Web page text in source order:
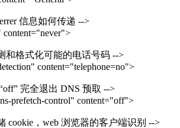
信息如何传递 -->
content="never">
和格式化可能的电话号码 -->
content="telephone=no">
完全退出 DNS 预取 -->
prefetch-control" content="off">
cookie，web 浏览器的客户端识别 -->